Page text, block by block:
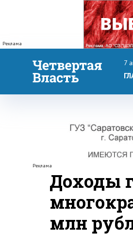
Реклама
7
Реклама
Доходы
млн